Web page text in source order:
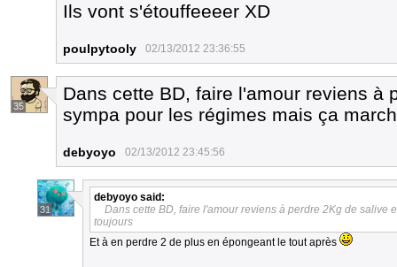
Ils vont s'étouffeeeer XD
poulpytooly 02/13/2012 23:36:55
35
Dans cette BD, faire l'amour reviens à
sympa pour les régimes mais ça
debyoyo 02/13/2012 23:45:56
31
debyoyo said:
Dans cette BD, faire l'amour reviens à perdre 2Kg de salive
toujours
Et à en perdre 2 de plus en épongeant le tout après